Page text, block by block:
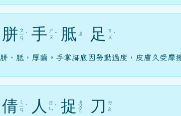
胼 ㄆ
ㄧ
ㄢ
ˊ 手 ㄕ
ㄡ ˇ 胝 ㄓ 足
ㄗ
ㄨ ˊ
胼、胝，厚繭。手掌腳底因勞動過度，皮膚久受摩
倩 ㄑ
ㄧ
ㄢ
ˋ 人
ㄖ
ㄣ ˊ 捉 ㄓ
ㄨ
ㄛ 刀
ㄉ
ㄠ